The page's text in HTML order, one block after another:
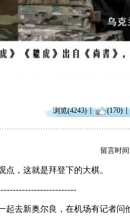
浏览(4243) (170)
留言时间
点，这就是拜登下的大棋。
起去新奥尔良，在机场有记者问